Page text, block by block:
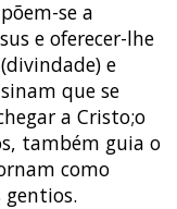
se a
e oferecer-lhe
e
que se
a Cristo;o
também guia o
como
gentios.